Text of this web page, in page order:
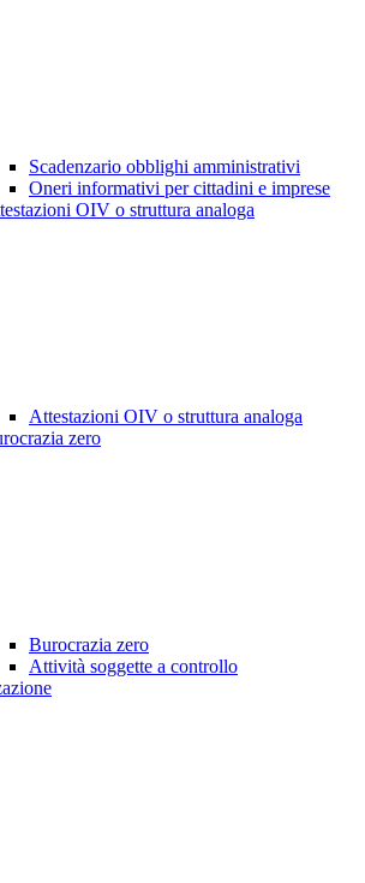
Scadenzario obblighi amministrativi
Oneri informativi per cittadini e imprese
OIV o struttura analoga
Attestazioni OIV o struttura analoga
zero
Burocrazia zero
Attività soggette a controllo